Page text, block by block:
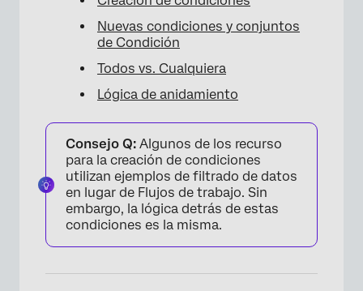
Nuevas condiciones y conjuntos
de Condición
Todos vs. Cualquiera
Lógica de anidamiento
Consejo Q: Algunos de los recurso
para la creación de condiciones
utilizan ejemplos de filtrado de datos
en lugar de Flujos de trabajo. Sin
embargo, la lógica detrás de estas
condiciones es la misma.